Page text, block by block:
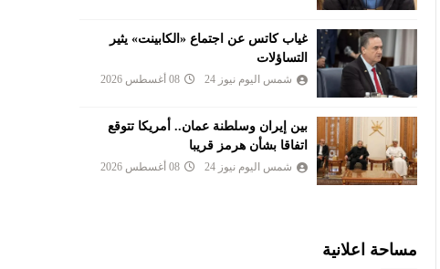
غياب كاتس عن اجتماع «الكابينت» يثير
التساؤلات
شمس اليوم نيوز 24 08 أغسطس 2026
بين إيران وسلطنة عمان.. أمريكا تتوقع
اتفاقا بشأن هرمز قريبا
شمس اليوم نيوز 24 08 أغسطس 2026
مساحة اعلانية